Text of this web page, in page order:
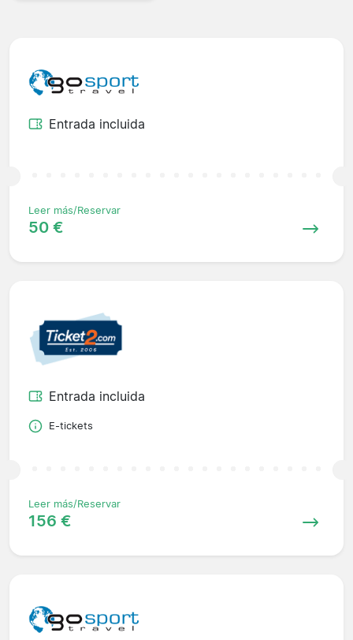
Entrada incluida
Leer más/Reservar
50 €
Entrada incluida
E-tickets
Leer más/Reservar
156 €